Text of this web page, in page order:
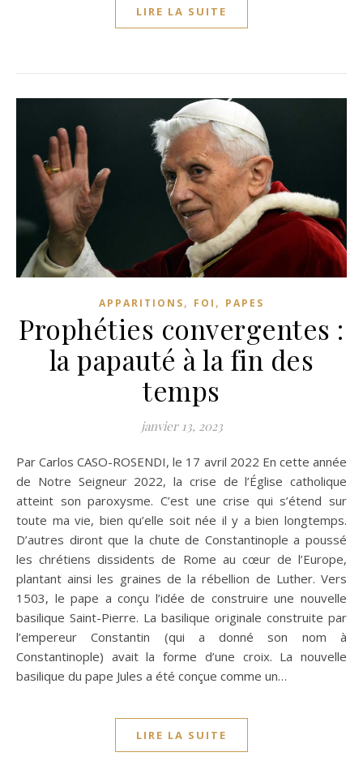
LIRE LA SUITE
APPARITIONS, FOI , PAPES
Prophéties convergentes :
la papauté à la fin des
temps
janvier 13, 2023
Par Carlos CASO-ROSENDI, le 17 avril 2022 En cette année
de Notre Seigneur 2022, la crise de l’Église catholique
atteint son paroxysme. C’est une crise qui s’étend sur
toute ma vie, bien qu’elle soit née il y a bien longtemps.
D’autres diront que la chute de Constantinople a poussé
les chrétiens dissidents de Rome au cœur de l’Europe,
plantant ainsi les graines de la rébellion de Luther. Vers
1503, le pape a conçu l’idée de construire une nouvelle
basilique Saint-Pierre. La basilique originale construite par
l’empereur Constantin (qui a donné son nom à
Constantinople) avait la forme d’une croix. La nouvelle
basilique du pape Jules a été conçue comme un…
LIRE LA SUITE